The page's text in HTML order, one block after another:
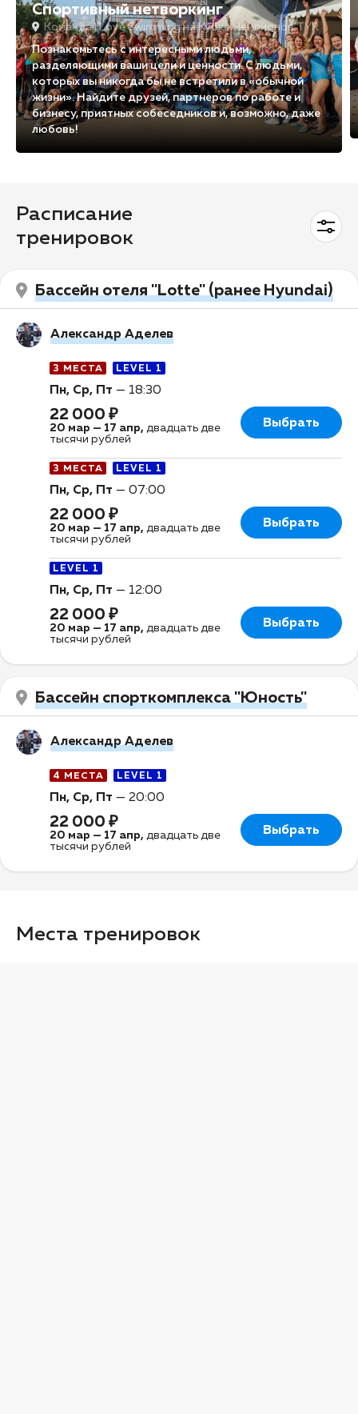
Спортивный нетворкинг
Команда I Love Swimming на Кубке Чемпионов TYR
Познакомьтесь с интересными людьми,
разделяющими ваши цели и ценности. С людьми,
которых вы никогда бы не встретили в «обычной
жизни». Найдите друзей, партнеров по работе и
бизнесу, приятных собеседников и, возможно, даже
любовь!
Расписание
тренировок
Бассейн отеля "Lotte" (ранее Hyundai)
Александр Аделев
3 МЕСТА LEVEL 1
Пн, Ср, Пт — 18:30
22 000 ₽
20 мар — 17 апр, двадцать две
тысячи рублей
Выбрать
3 МЕСТА LEVEL 1
Пн, Ср, Пт — 07:00
22 000 ₽
20 мар — 17 апр, двадцать две
тысячи рублей
Выбрать
LEVEL 1
Пн, Ср, Пт — 12:00
22 000 ₽
20 мар — 17 апр, двадцать две
тысячи рублей
Выбрать
Бассейн спорткомплекса "Юность"
Александр Аделев
4 МЕСТА LEVEL 1
Пн, Ср, Пт — 20:00
22 000 ₽
20 мар — 17 апр, двадцать две
тысячи рублей
Выбрать
Места тренировок